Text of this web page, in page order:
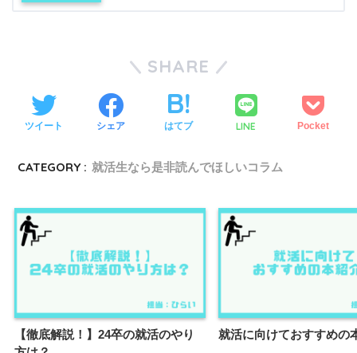
SHARE
ツイート シェア はてブ LINE Pocket
CATEGORY : 就活生なら是非読んでほしいコラム
【徹底解説！】24卒の就活のやり
就活に向けておすすめの